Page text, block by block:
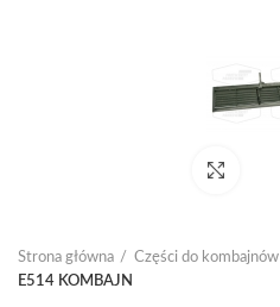
Strona główna Części do kombajnów
E514 KOMBAJN